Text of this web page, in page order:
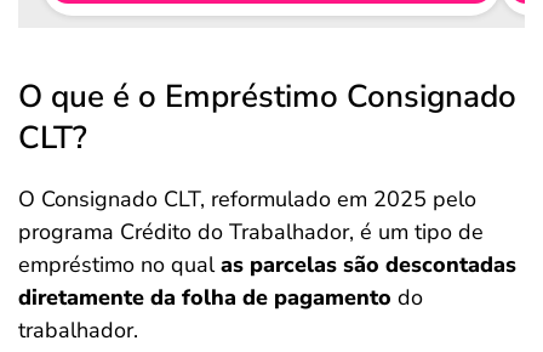
O que é o Empréstimo Consignado
CLT?
O Consignado CLT, reformulado em 2025 pelo
programa Crédito do Trabalhador, é um tipo de
empréstimo no qualas parcelas são descontadas
diretamente da folha de pagamento do
trabalhador.